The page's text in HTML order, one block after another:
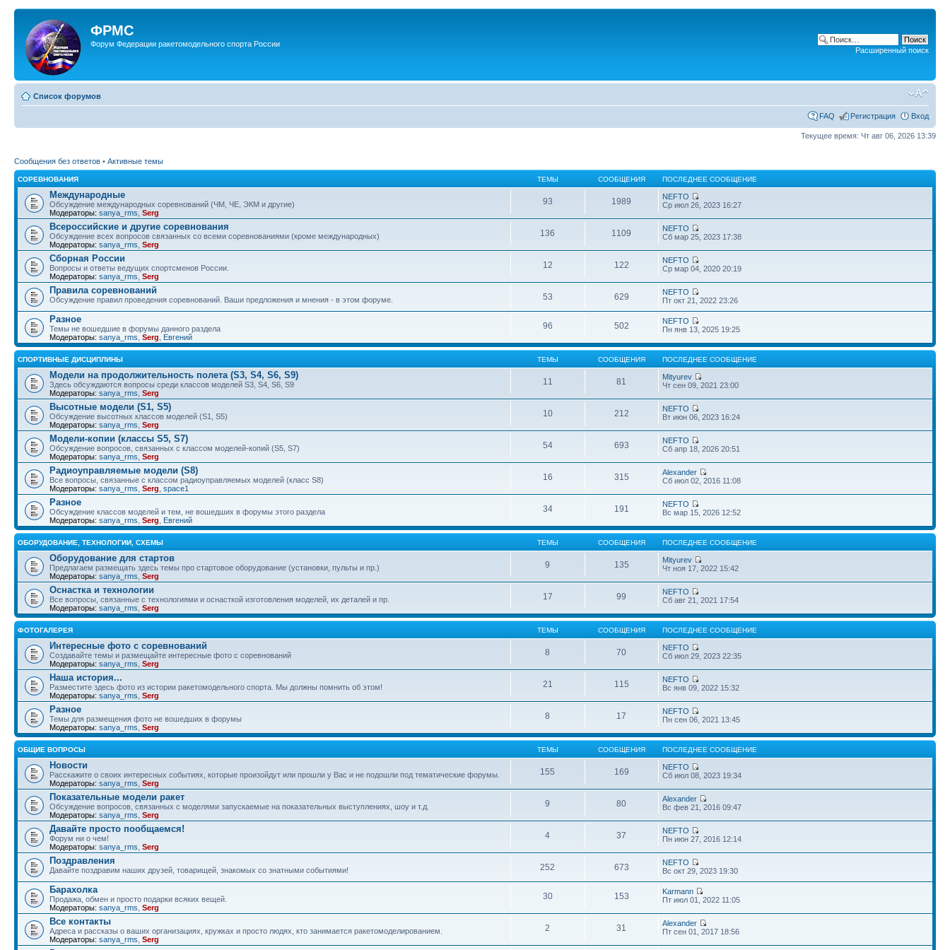
ФРМС
Форум Федерации ракетомодельного спорта России
Расширенный поиск
Список форумов
FAQ Регистрация Вход
Текущее время: Чт авг 06, 2026 13:39
Сообщения без ответов • Активные темы
СОРЕВНОВАНИЯ ТЕМЫ СООБЩЕНИЯ ПОСЛЕДНЕЕ СООБЩЕНИЕ
Международные
Обсуждение международных соревнований (ЧМ, ЧЕ, ЭКМ и другие)
Модераторы: sanya_rms Serg
93 1989
NEFTO
Ср июл 26, 2023 16:27
Всероссийские и другие соревнования
Обсуждение всех вопросов связанных со всеми соревнованиями (кроме международных)
Модераторы: sanya_rms Serg
136 1109
NEFTO
Сб мар 25, 2023 17:38
Сборная России
Вопросы и ответы ведущих спортсменов России.
Модераторы: sanya_rms Serg
12 122
NEFTO
Ср мар 04, 2020 20:19
Правила соревнований
Обсуждение правил проведения соревнований. Ваши предложения и мнения - в этом форуме. 53 629
NEFTO
Пт окт 21, 2022 23:26
Разное
Темы не вошедшие в форумы данного раздела
Модераторы: sanya_rms Serg Евгений
96 502
NEFTO
Пн янв 13, 2025 19:25
СПОРТИВНЫЕ ДИСЦИПЛИНЫ ТЕМЫ СООБЩЕНИЯ ПОСЛЕДНЕЕ СООБЩЕНИЕ
Модели на продолжительность полета (S3, S4, S6, S9)
Здесь обсуждаются вопросы среди классов моделей S3, S4, S6, S9
Модераторы: sanya_rms Serg
11 81
Mityurev
Чт сен 09, 2021 23:00
Высотные модели (S1, S5)
Обсуждение высотных классов моделей (S1, S5)
Модераторы: sanya_rms Serg
10 212
NEFTO
Вт июн 06, 2023 16:24
Модели-копии (классы S5, S7)
Обсуждение вопросов, связанных с классом моделей-копий (S5, S7)
Модераторы: sanya_rms Serg
54 693
NEFTO
Сб апр 18, 2026 20:51
Радиоуправляемые модели (S8)
Все вопросы, связанные с классом радиоуправляемых моделей (класс S8)
Модераторы: sanya_rms Serg space1
16 315
Alexander
Сб июл 02, 2016 11:08
Разное
Обсуждение классов моделей и тем, не вошедших в форумы этого раздела
Модераторы: sanya_rms Serg Евгений
34 191
NEFTO
Вс мар 15, 2026 12:52
ОБОРУДОВАНИЕ, ТЕХНОЛОГИИ, СХЕМЫ ТЕМЫ СООБЩЕНИЯ ПОСЛЕДНЕЕ СООБЩЕНИЕ
Оборудование для стартов
Предлагаем размещать здесь темы про стартовое оборудование (установки, пульты и пр.)
Модераторы: sanya_rms Serg
9 135
Mityurev
Чт ноя 17, 2022 15:42
Оснастка и технологии
Все вопросы, связанные с технологиями и оснасткой изготовления моделей, их деталей и пр.
Модераторы: sanya_rms Serg
17 99
NEFTO
Сб авг 21, 2021 17:54
ФОТОГАЛЕРЕЯ ТЕМЫ СООБЩЕНИЯ ПОСЛЕДНЕЕ СООБЩЕНИЕ
Интересные фото с соревнований
Создавайте темы и размещайте интересные фото с соревнований
Модераторы: sanya_rms Serg
8 70
NEFTO
Сб июл 29, 2023 22:35
Наша история...
Разместите здесь фото из истории ракетомодельного спорта. Мы должны помнить об этом!
Модераторы: sanya_rms Serg
21 115
NEFTO
Вс янв 09, 2022 15:32
Разное
Темы для размещения фото не вошедших в форумы
Модераторы: sanya_rms Serg
8 17
NEFTO
Пн сен 06, 2021 13:45
ОБЩИЕ ВОПРОСЫ ТЕМЫ СООБЩЕНИЯ ПОСЛЕДНЕЕ СООБЩЕНИЕ
Новости
Расскажите о своих интересных событиях, которые произойдут или прошли у Вас и не подошли под тематические форумы.
Модераторы: sanya_rms Serg
155 169
NEFTO
Сб июл 08, 2023 19:34
Показательные модели ракет
Обсуждение вопросов, связанных с моделями запускаемые на показательных выступлениях, шоу и т.д.
Модераторы: sanya_rms Serg
9 80
Alexander
Вс фев 21, 2016 09:47
Давайте просто пообщаемся!
Форум ни о чем!
Модераторы: sanya_rms Serg
4 37
NEFTO
Пн июн 27, 2016 12:14
Поздравления
Давайте поздравим наших друзей, товарищей, знакомых со знатными событиями! 252 673
NEFTO
Вс окт 29, 2023 19:30
Барахолка
Продажа, обмен и просто подарки всяких вещей.
Модераторы: sanya_rms Serg
30 153
Karmann
Пт июл 01, 2022 11:05
Все контакты
Адреса и рассказы о ваших организациях, кружках и просто людях, кто занимается ракетомоделированием.
Модераторы: sanya_rms Serg
2 31
Alexander
Пт сен 01, 2017 18:56